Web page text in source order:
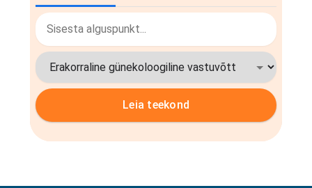
Leia teekond